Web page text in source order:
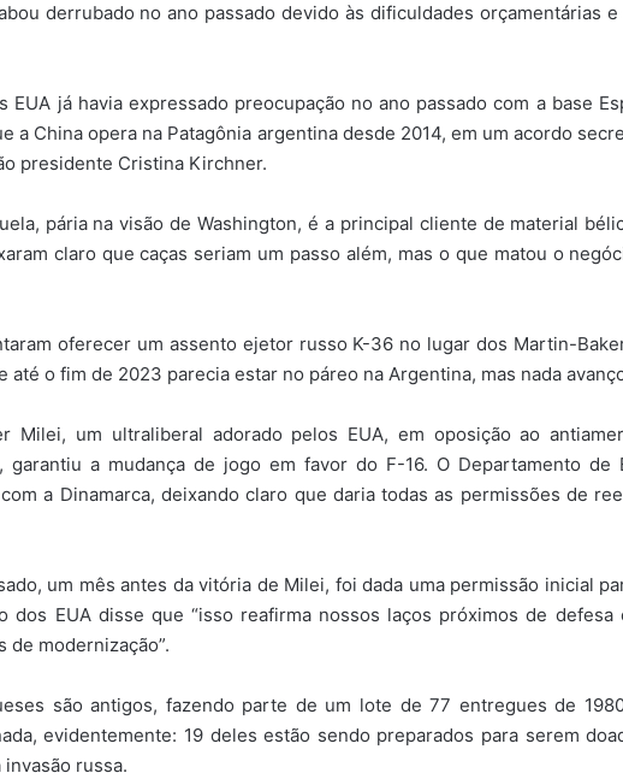
derrubado no ano passado devido às dificuldades orçamentárias
EUA já havia expressado preocupação no ano passado com a base
a China opera na Patagônia argentina desde 2014, em um acordo
presidente Cristina Kirchner.
pária na visão de Washington, é a principal cliente de material
claro que caças seriam um passo além, mas o que matou o
oferecer um assento ejetor russo K-36 no lugar dos Martin-
até o fim de 2023 parecia estar no páreo na Argentina, mas nada
Milei, um ultraliberal adorado pelos EUA, em oposição ao
garantiu a mudança de jogo em favor do F-16. O Departamento de
a Dinamarca, deixando claro que daria todas as permissões de
um mês antes da vitória de Milei, foi dada uma permissão inicial
dos EUA disse que “isso reafirma nossos laços próximos de defesa
modernização”.
são antigos, fazendo parte de um lote de 77 entregues de
evidentemente: 19 deles estão sendo preparados para serem
russa.